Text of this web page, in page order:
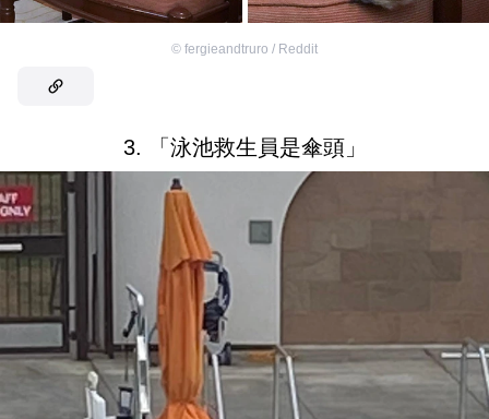
© fergieandtruro / Reddit
3. 「泳池救生員是傘頭」